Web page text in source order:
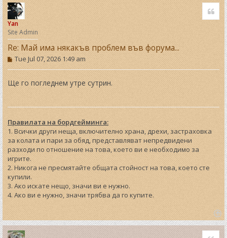
o
p
Yan
Site Admin
Re: Май има някакъв проблем във форума...
P
o
s
t
Tue Jul 07, 2026 1:49 am
Ще го погледнем утре сутрин.
Правилата на бордгейминга:
1. Всички други неща, включително храна, дрехи, застраховка
за колата и пари за обяд, представляват непредвидени
разходи по отношение на това, което ви е необходимо за
игрите.
2. Никога не пресмятайте общата стойност на това, което сте
купили.
3. Ако искате нещо, значи ви е нужно.
4. Ако ви е нужно, значи трябва да го купите.
T
o